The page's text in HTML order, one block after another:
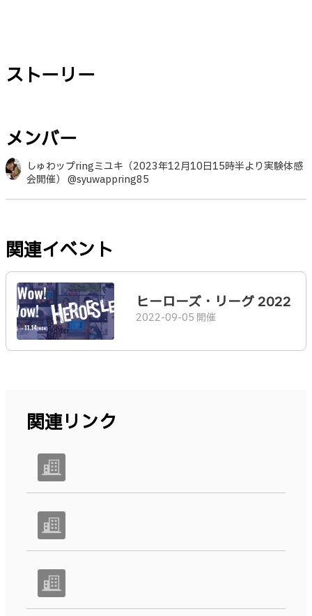
ストーリー
メンバー
しゅわップringミユキ（2023年12月10日15時半より実験体感
会開催） @syuwappring85
関連イベント
ヒーローズ・リーグ 2022
2022-09-05 開催
関連リンク